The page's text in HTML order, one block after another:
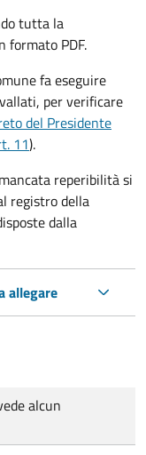
tutta la
formato PDF.
fa eseguire
per verificare
del Presidente
11).
reperibilità si
registro della
dalla
allegare
alcun